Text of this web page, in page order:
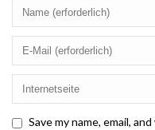
Save my name, email,